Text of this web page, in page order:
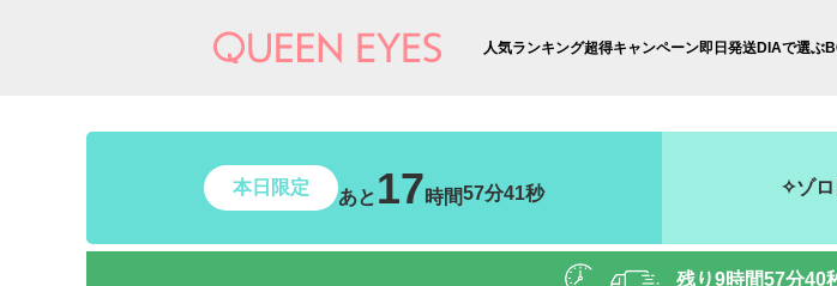
人気ランキング超得キャンペーン即日発送DIAで選ぶ
本日限定 あと 17時間57分39秒 ✧ゾロ
残り9時間57分39